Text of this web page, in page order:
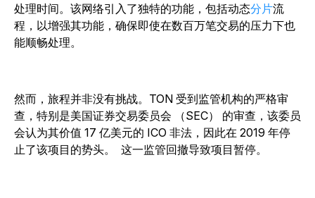
处理时间。该网络引入了独特的功能，包括动态分片流
程，以增强其功能，确保即使在数百万笔交易的压力下也
能顺畅处理。
然而，旅程并非没有挑战。TON 受到监管机构的严格审
查，特别是美国证券交易委员会 （SEC） 的审查，该委员
会认为其价值 17 亿美元的 ICO 非法，因此在 2019 年停
止了该项目的势头。
这一监管回撤导致项目暂停。